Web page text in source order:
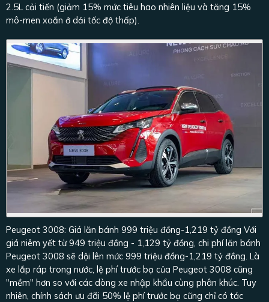
2.5L cải tiến (giảm 15% mức tiêu hao nhiên liệu và tăng 15%
mô-men xoắn ở dải tốc độ thấp).
Peugeot 3008: Giá lăn bánh 999 triệu đồng-1,219 tỷ đồng Với
giá niêm yết từ 949 triệu đồng - 1,129 tỷ đồng, chi phí lăn bánh
Peugeot 3008 sẽ dội lên mức 999 triệu đồng-1,219 tỷ đồng. Là
xe lắp ráp trong nước, lệ phí trước bạ của Peugeot 3008 cũng
"mềm" hơn so với các dòng xe nhập khẩu cùng phân khúc. Tuy
nhiên, chính sách ưu đãi 50% lệ phí trước bạ cũng chỉ có tác